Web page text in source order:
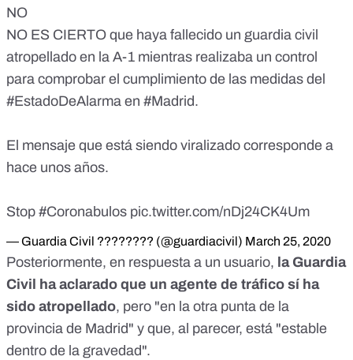
NO
NO ES CIERTO que haya fallecido un guardia civil
atropellado en la A-1 mientras realizaba un control
para comprobar el cumplimiento de las medidas del
#EstadoDeAlarma en #Madrid.
El mensaje que está siendo viralizado corresponde a
hace unos años.
Stop #Coronabulos pic.twitter.com/nDj24CK4Um
— Guardia Civil ???????? (@guardiacivil) March 25, 2020
Posteriormente, en respuesta a un usuario, la Guardia
Civil
ha aclarado que un agente de tráfico sí ha
sido atropellado, pero "en la otra punta de la
provincia de Madrid" y que, al parecer, está "estable
dentro de la gravedad".